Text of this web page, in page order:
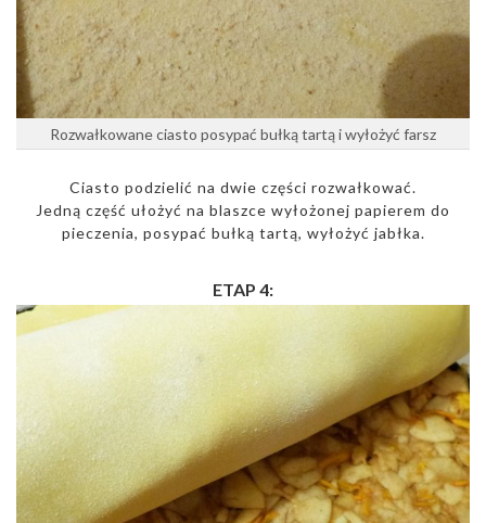
Rozwałkowane ciasto posypać bułką tartą i wyłożyć farsz
Ciasto podzielić na dwie części rozwałkować.
Jedną część ułożyć na blaszce wyłożonej papierem do
pieczenia, posypać bułką tartą, wyłożyć jabłka.
ETAP 4: